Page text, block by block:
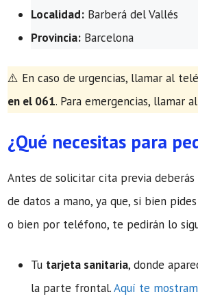
Localidad: Barberá del Vallés
Provincia: Barcelona
​⚠️ En caso de urgencias, llamar al
en el 061. Para emergencias, llamar
¿Qué necesitas para
Antes de solicitar cita previa
de datos a mano, ya que, si bien
o bien por teléfono, te pedirán lo
Tu tarjeta sanitaria, donde
la parte frontal.Aquí te